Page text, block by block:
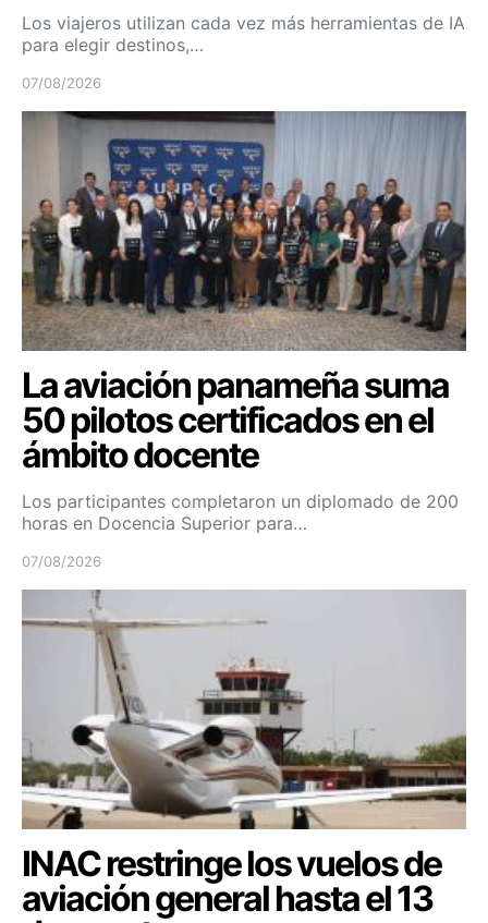
Los viajeros utilizan cada vez más herramientas de IA
para elegir destinos,…
07/08/2026
La aviación panameña suma
50 pilotos certificados en el
ámbito docente
Los participantes completaron un diplomado de 200
horas en Docencia Superior para…
07/08/2026
INAC restringe los vuelos de
aviación general hasta el 13